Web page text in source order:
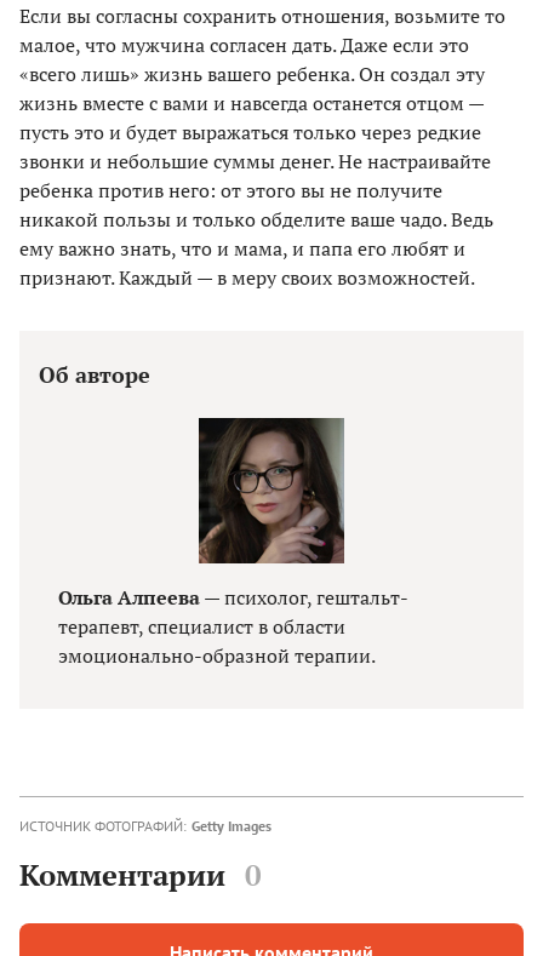
Если вы согласны сохранить отношения, возьмите то
малое, что мужчина согласен дать. Даже если это
«всего лишь» жизнь вашего ребенка. Он создал эту
жизнь вместе с вами и навсегда останется отцом —
пусть это и будет выражаться только через редкие
звонки и небольшие суммы денег. Не настраивайте
ребенка против него: от этого вы не получите
никакой пользы и только обделите ваше чадо. Ведь
ему важно знать, что и мама, и папа его любят и
признают. Каждый — в меру своих возможностей.
Об авторе
Ольга Алпеева— психолог, гештальт-
терапевт, специалист в области
эмоционально-образной терапии.
ИСТОЧНИК ФОТОГРАФИЙ: Getty Images
Комментарии 0